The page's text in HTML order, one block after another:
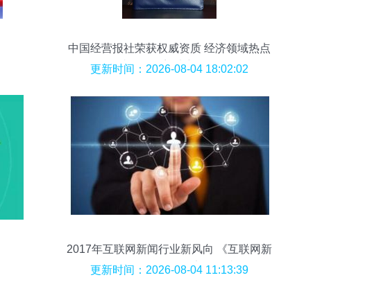
中国经营报社荣获权威资质 经济领域热点
事件报道迎来新格局
更新时间：2026-08-04 18:02:02
2017年互联网新闻行业新风向 《互联网新
闻信息服务管理规定》解读
更新时间：2026-08-04 11:13:39